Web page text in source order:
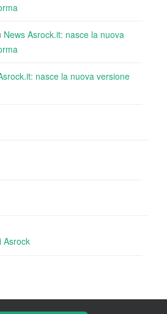
News Asrock.it: nasce la nuova
nasce la nuova versione
Asrock